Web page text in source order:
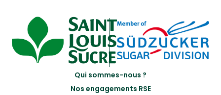
Qui sommes-nous ?
Nos engagements RSE